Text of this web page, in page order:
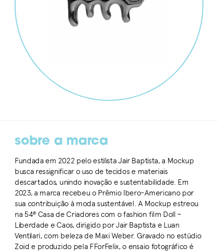
sobre a marca
Fundada em 2022 pelo estilista Jair Baptista, a Mockup
busca ressignificar o uso de tecidos e materiais
descartados, unindo inovação e sustentabilidade. Em
2023, a marca recebeu o Prêmio Ibero-Americano por
sua contribuição à moda sustentável. A Mockup estreou
na 54ª Casa de Criadores com o fashion film Doll –
Liberdade e Caos, dirigido por Jair Baptista e Luan
Ventilari, com beleza de Maxi Weber. Gravado no estúdio
Zoid e produzido pela FForFelix, o ensaio fotográfico é